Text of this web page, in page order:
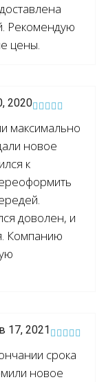
Рекомендую
цены.
2020
максимально
новое
к
доволен, и
Компанию
17, 2021
срока
новое